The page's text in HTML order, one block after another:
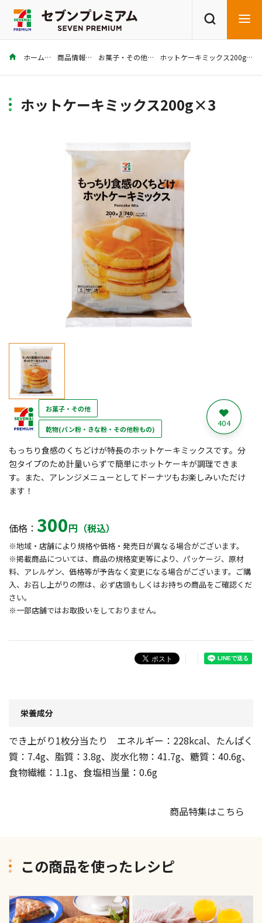
商品を探す レシピを探す
ホーム 商品情報 お菓子・その他 ホットケーキミックス200g×3
ホットケーキミックス200g×3
お菓子・その他
乾物(パン粉・きな粉・その他粉もの)
404
もっちり食感のくちどけが特長のホットケーキミックスです。分
包タイプのため計量いらずで簡単にホットケーキが調理できま
す。また、アレンジメニューとしてドーナツもお楽しみいただけ
ます！
価格： 300円（税込）
※地域・店舗により規格や価格・発売日が異なる場合がございます。
※掲載商品については、商品の規格変更等により、パッケージ、原材
料、アレルゲン、価格等が予告なく変更になる場合がございます。ご購
入、お召し上がりの際は、必ず店頭もしくはお持ちの商品をご確認くだ
さい。
※一部店舗ではお取扱いをしておりません。
栄養成分
でき上がり1枚分当たり エネルギー：228kcal、たんぱく
質：7.4g、脂質：3.8g、炭水化物：41.7g、糖質：40.6g、
食物繊維：1.1g、食塩相当量：0.6g
商品特集はこちら
この商品を使ったレシピ